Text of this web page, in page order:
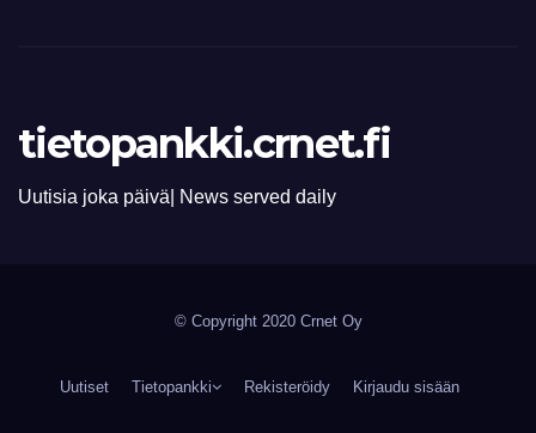
tietopankki.crnet.fi
Uutisia joka päivä| News served daily
© Copyright 2020 Crnet Oy
Uutiset Tietopankki Rekisteröidy Kirjaudu sisään